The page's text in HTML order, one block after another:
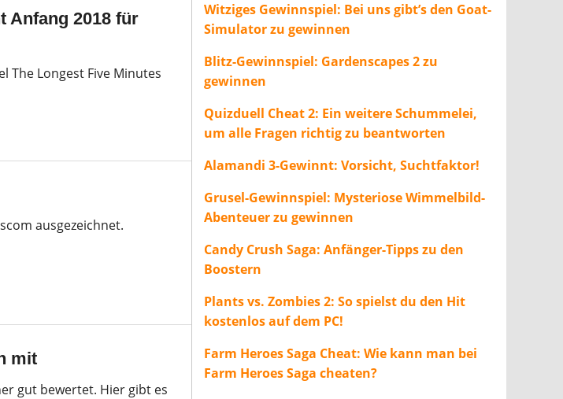
Anfang 2018 für
The Longest Five Minutes
ausgezeichnet.
mit
gut bewertet. Hier gibt es
Witziges Gewinnspiel: Bei uns gibt’s den Goat-
Simulator zu gewinnen
Blitz-Gewinnspiel: Gardenscapes 2 zu
gewinnen
Quizduell Cheat 2: Ein weitere Schummelei,
um alle Fragen richtig zu beantworten
Alamandi 3-Gewinnt: Vorsicht, Suchtfaktor!
Grusel-Gewinnspiel: Mysteriose Wimmelbild-
Abenteuer zu gewinnen
Candy Crush Saga: Anfänger-Tipps zu den
Boostern
Plants vs. Zombies 2: So spielst du den Hit
kostenlos auf dem PC!
Farm Heroes Saga Cheat: Wie kann man bei
Farm Heroes Saga cheaten?